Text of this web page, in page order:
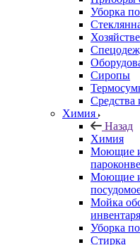
Уборка
Сиропы
Средства
Химия
Назад
Химия
Моющие и
Моющие и
Мойка
инвентаря
Уборка
Стирка